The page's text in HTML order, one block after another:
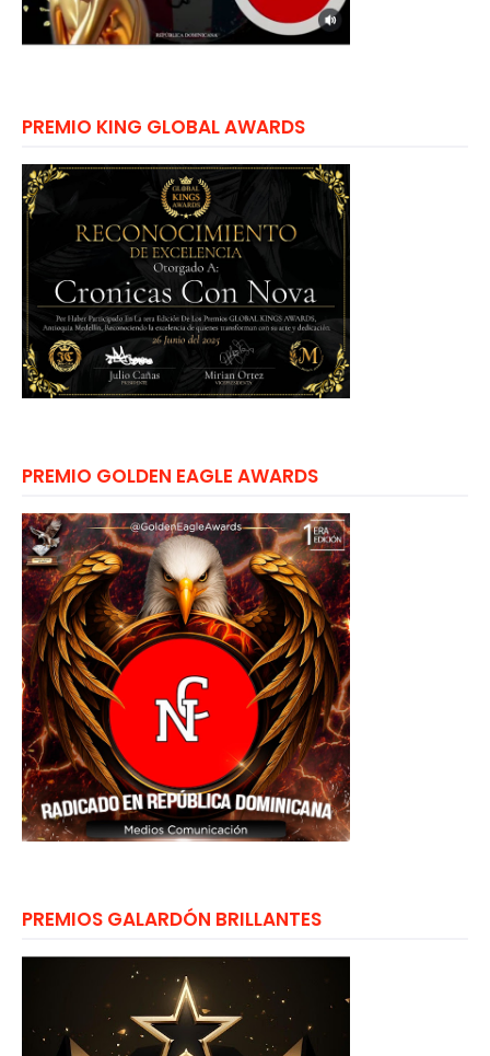
PREMIO KING GLOBAL AWARDS
PREMIO GOLDEN EAGLE AWARDS
PREMIOS GALARDÓN BRILLANTES